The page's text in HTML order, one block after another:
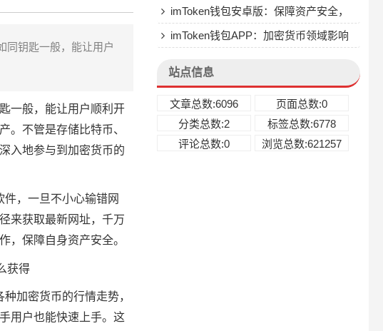
同钥匙一般，能让用户
一般，能让用户顺利开
。不管是存储比特币、
入地参与到加密货币的
，一旦不小心输错网
来获取最新网址，千万
，保障自身资产安全。
加密货币的行情走势，
用户也能快速上手。这
资讯功能并加入社群讨论
imToken钱包安卓版：保障资产安全，
操作简洁易上手
imToken钱包APP：加密货币领域影响
站点信息
文章总数:6096
页面总数:0
分类总数:2
标签总数:6778
评论总数:0
浏览总数:621257